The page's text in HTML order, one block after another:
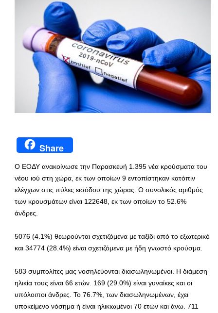
Share
Ο ΕΟΔΥ ανακοίνωσε την Παρασκευή 1.395 νέα κρούσματα του
νέου ιού στη χώρα, εκ των οποίων 9 εντοπίστηκαν κατόπιν
ελέγχων στις πύλες εισόδου της χώρας. Ο συνολικός αριθμός
των κρουσμάτων είναι 122648, εκ των οποίων το 52.6%
άνδρες.
5076 (4.1%) θεωρούνται σχετιζόμενα με ταξίδι από το εξωτερικό
και 34774 (28.4%) είναι σχετιζόμενα με ήδη γνωστό κρούσμα.
583 συμπολίτες μας νοσηλεύονται διασωληνωμένοι. Η διάμεση
ηλικία τους είναι 66 ετών. 169 (29.0%) είναι γυναίκες και οι
υπόλοιποι άνδρες. To 76.7%, των διασωληνωμένων, έχει
υποκείμενο νόσημα ή είναι ηλικιωμένοι 70 ετών και άνω. 711